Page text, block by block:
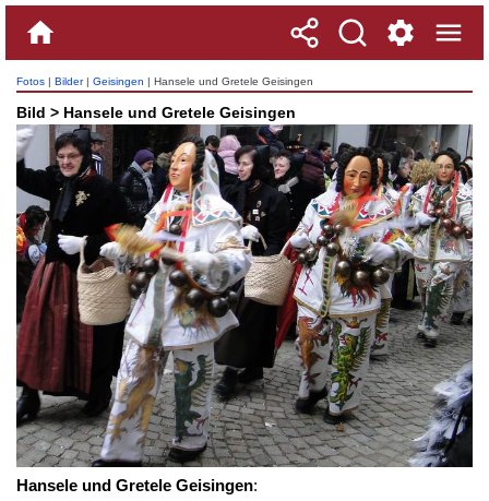
Fotos | Bilder| Geisingen | Hansele und Gretele Geisingen
Bild > Hansele und Gretele Geisingen
Hansele und Gretele Geisingen: